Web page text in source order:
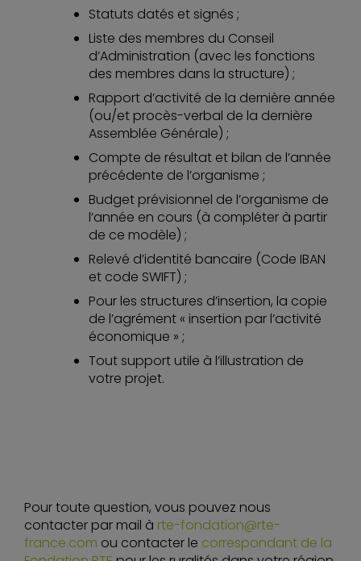
Statuts datés et signés ;
Liste des membres du Conseil
d’Administration (avec les fonctions
des membres dans la structure) ;
Rapport d’activité de la dernière année
(ou/et procès-verbal de la dernière
Assemblée Générale) ;
Compte de résultat et bilan de l’année
précédente de l’organisme ;
Budget prévisionnel de l’organisme de
l’année en cours (à compléter à partir
de ce modèle) ;
Relevé d’identité bancaire (Code IBAN
et code SWIFT) ;
Pour les structures d’insertion, la copie
de l’agrément « insertion par l’activité
économique » ;
Tout support utile à l’illustration de
votre projet.
Pour toute question, vous pouvez nous
contacter par mail à rte-fondation@rte-
france.com ou contacter le correspondant de la